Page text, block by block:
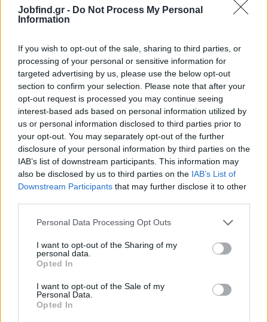
Jobfind.gr - Do Not Process My Personal
Information
If you wish to opt-out of the sale, sharing to third parties, or
processing of your personal or sensitive information for
targeted advertising by us, please use the below opt-out
section to confirm your selection. Please note that after your
opt-out request is processed you may continue seeing
interest-based ads based on personal information utilized by
us or personal information disclosed to third parties prior to
your opt-out. You may separately opt-out of the further
disclosure of your personal information by third parties on the
IAB’s list of downstream participants. This information may
also be disclosed by us to third parties on the IAB’s List of
Downstream Participants that may further disclose it to other
Personal Data Processing Opt Outs
I want to opt-out of the Sharing of my
personal data.
Opted In
I want to opt-out of the Sale of my
Personal Data.
Opted In
Θέσεις εργασίας
Όλες οι Θέσεις Εργασίας
Θέσεις Εργασίας ανά Εταιρεία
Κέντρο Βοήθειας